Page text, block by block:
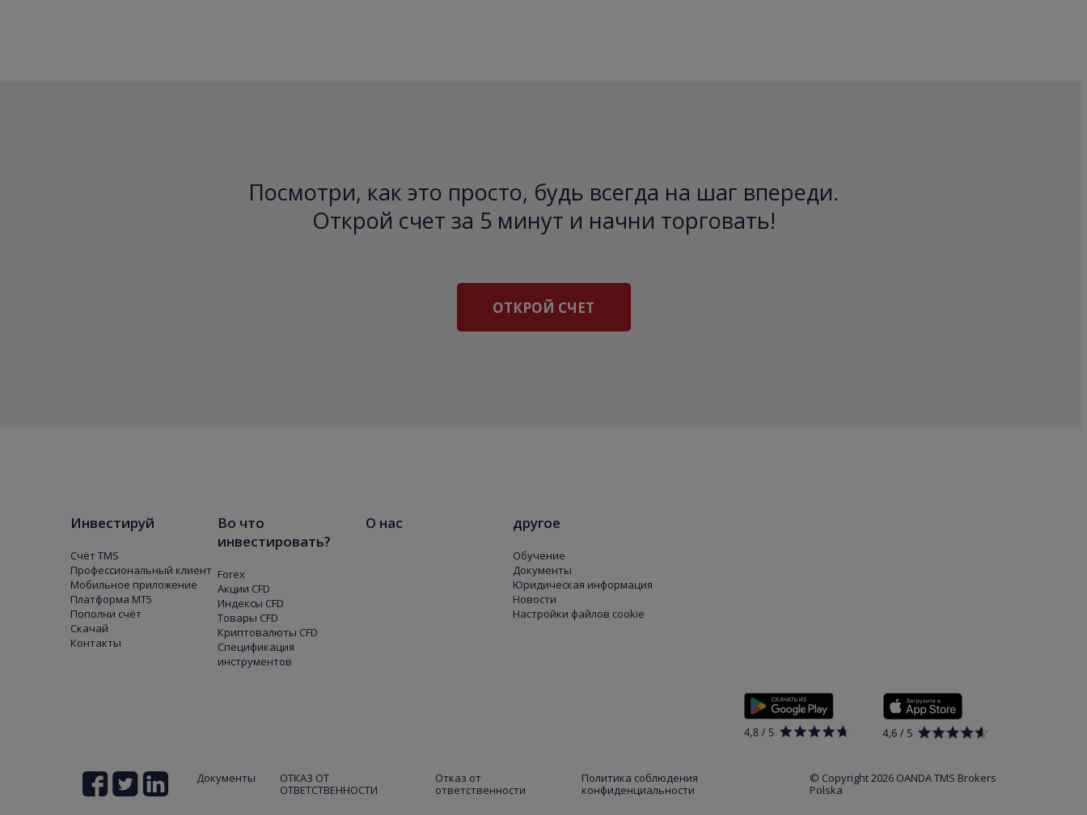
Посмотри, как это просто, будь всегда на шаг впереди.
Открой счет за 5 минут и начни торговать!
ОТКРОЙ СЧЕТ
Инвестируй
Счёт TMS
Профессиональный клиент
Мобильное приложение
Платформа МТ5
Пополни счёт
Скачай
Контакты
Во что
инвестировать?
Forex
Акции CFD
Индексы CFD
Товары CFD
Криптовалюты CFD
Спецификация
инструментов
О нас другое
Обучение
Документы
Юридическая информация
Новости
Настройки файлов cookie
Документы
ОТКАЗ ОТ
ОТВЕТСТВЕННОСТИ
Отказ от
ответственности
Политика соблюдения
конфиденциальности
© Copyright 2026 OANDA TMS Brokers
Polska